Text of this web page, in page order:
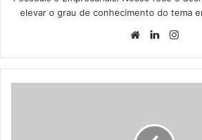
elevar o grau de conhecimento do tema
WebsiteLinkedin